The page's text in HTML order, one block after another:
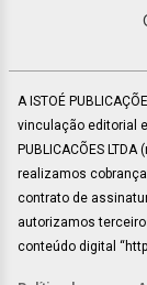
A ISTOÉ
vinculação editorial e
PUBLICACÕES
realizamos
contrato de
autorizamos
conteúdo digital